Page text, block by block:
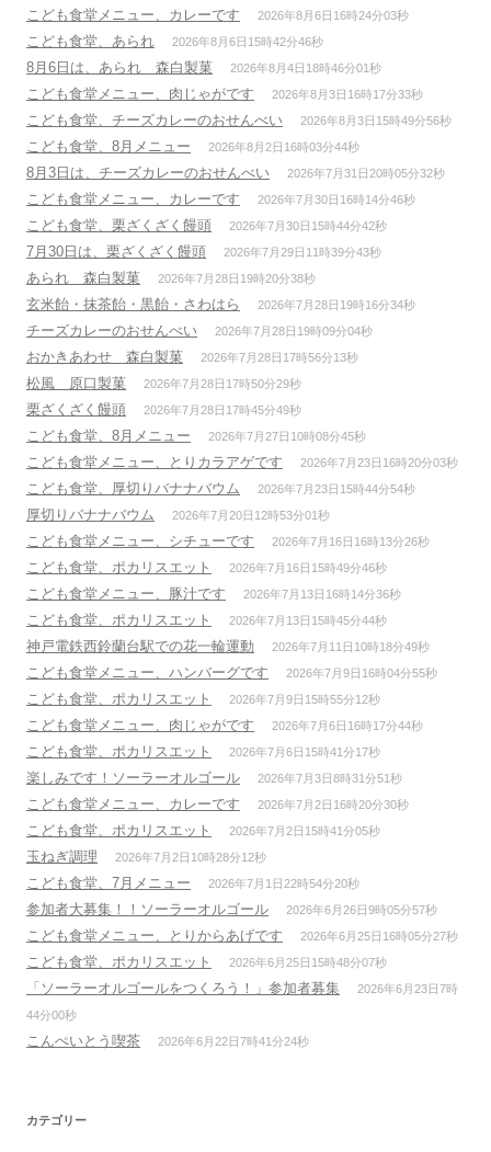
こども食堂メニュー、カレーです 2026年8月6日16時24分03秒
こども食堂、あられ 2026年8月6日15時42分46秒
8月6日は、あられ 森白製菓 2026年8月4日18時46分01秒
こども食堂メニュー、肉じゃがです 2026年8月3日16時17分33秒
こども食堂、チーズカレーのおせんべい 2026年8月3日15時49分56秒
こども食堂、8月メニュー 2026年8月2日16時03分44秒
8月3日は、チーズカレーのおせんべい 2026年7月31日20時05分32秒
こども食堂メニュー、カレーです 2026年7月30日16時14分46秒
こども食堂、栗ざくざく饅頭 2026年7月30日15時44分42秒
7月30日は、栗ざくざく饅頭 2026年7月29日11時39分43秒
あられ 森白製菓 2026年7月28日19時20分38秒
玄米飴・抹茶飴・黒飴・さわはら 2026年7月28日19時16分34秒
チーズカレーのおせんべい 2026年7月28日19時09分04秒
おかきあわせ 森白製菓 2026年7月28日17時56分13秒
松風 原口製菓 2026年7月28日17時50分29秒
栗ざくざく饅頭 2026年7月28日17時45分49秒
こども食堂、8月メニュー 2026年7月27日10時08分45秒
こども食堂メニュー、とりカラアゲです 2026年7月23日16時20分03秒
こども食堂、厚切りバナナバウム 2026年7月23日15時44分54秒
厚切りバナナバウム 2026年7月20日12時53分01秒
こども食堂メニュー、シチューです 2026年7月16日16時13分26秒
こども食堂、ポカリスエット 2026年7月16日15時49分46秒
こども食堂メニュー、豚汁です 2026年7月13日16時14分36秒
こども食堂、ポカリスエット 2026年7月13日15時45分44秒
神戸電鉄西鈴蘭台駅での花一輪運動 2026年7月11日10時18分49秒
こども食堂メニュー、ハンバーグです 2026年7月9日16時04分55秒
こども食堂、ポカリスエット 2026年7月9日15時55分12秒
こども食堂メニュー、肉じゃがです 2026年7月6日16時17分44秒
こども食堂、ポカリスエット 2026年7月6日15時41分17秒
楽しみです！ソーラーオルゴール 2026年7月3日8時31分51秒
こども食堂メニュー、カレーです 2026年7月2日16時20分30秒
こども食堂、ポカリスエット 2026年7月2日15時41分05秒
玉ねぎ調理 2026年7月2日10時28分12秒
こども食堂、7月メニュー 2026年7月1日22時54分20秒
参加者大募集！！ソーラーオルゴール 2026年6月26日9時05分57秒
こども食堂メニュー、とりからあげです 2026年6月25日16時05分27秒
こども食堂、ポカリスエット 2026年6月25日15時48分07秒
「ソーラーオルゴールをつくろう！」参加者募集
2026年6月23日7時
44分00秒
こんぺいとう喫茶 2026年6月22日7時41分24秒
カテゴリー